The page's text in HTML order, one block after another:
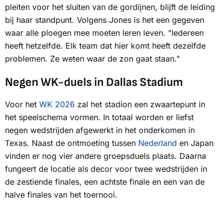
pleiten voor het sluiten van de gordijnen, blijft de leiding
bij haar standpunt. Volgens Jones is het een gegeven
waar alle ploegen mee moeten leren leven. "Iedereen
heeft hetzelfde. Elk team dat hier komt heeft dezelfde
problemen. Ze weten waar de zon gaat staan."
Negen WK-duels in Dallas Stadium
Voor het WK 2026 zal het stadion een zwaartepunt in
het speelschema vormen. In totaal worden er liefst
negen wedstrijden afgewerkt in het onderkomen in
Texas. Naast de ontmoeting tussen Nederland en Japan
vinden er nog vier andere groepsduels plaats. Daarna
fungeert de locatie als decor voor twee wedstrijden in
de zestiende finales, een achtste finale en een van de
halve finales van het toernooi.